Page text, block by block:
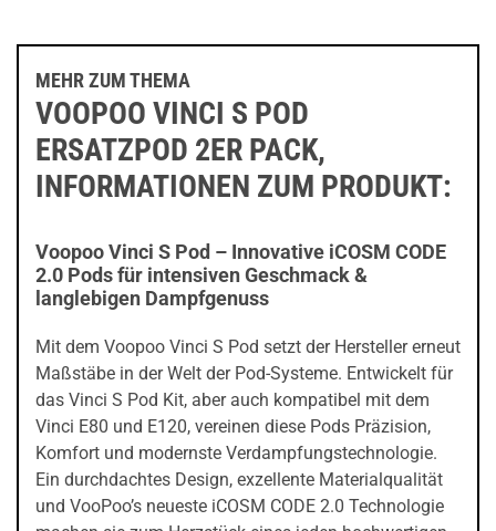
MEHR ZUM THEMA
VOOPOO VINCI S POD
ERSATZPOD 2ER PACK,
INFORMATIONEN ZUM PRODUKT:
Voopoo Vinci S Pod – Innovative iCOSM CODE
2.0 Pods für intensiven Geschmack &
langlebigen Dampfgenuss
Mit dem Voopoo Vinci S Pod setzt der Hersteller erneut
Maßstäbe in der Welt der Pod-Systeme. Entwickelt für
das Vinci S Pod Kit, aber auch kompatibel mit dem
Vinci E80 und E120, vereinen diese Pods Präzision,
Komfort und modernste Verdampfungstechnologie.
Ein durchdachtes Design, exzellente Materialqualität
und VooPoo’s neueste iCOSM CODE 2.0 Technologie